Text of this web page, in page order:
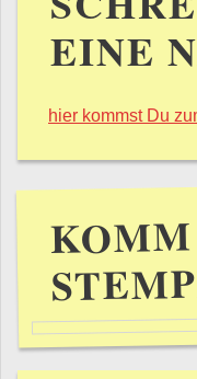
EINE
hier kommst Du